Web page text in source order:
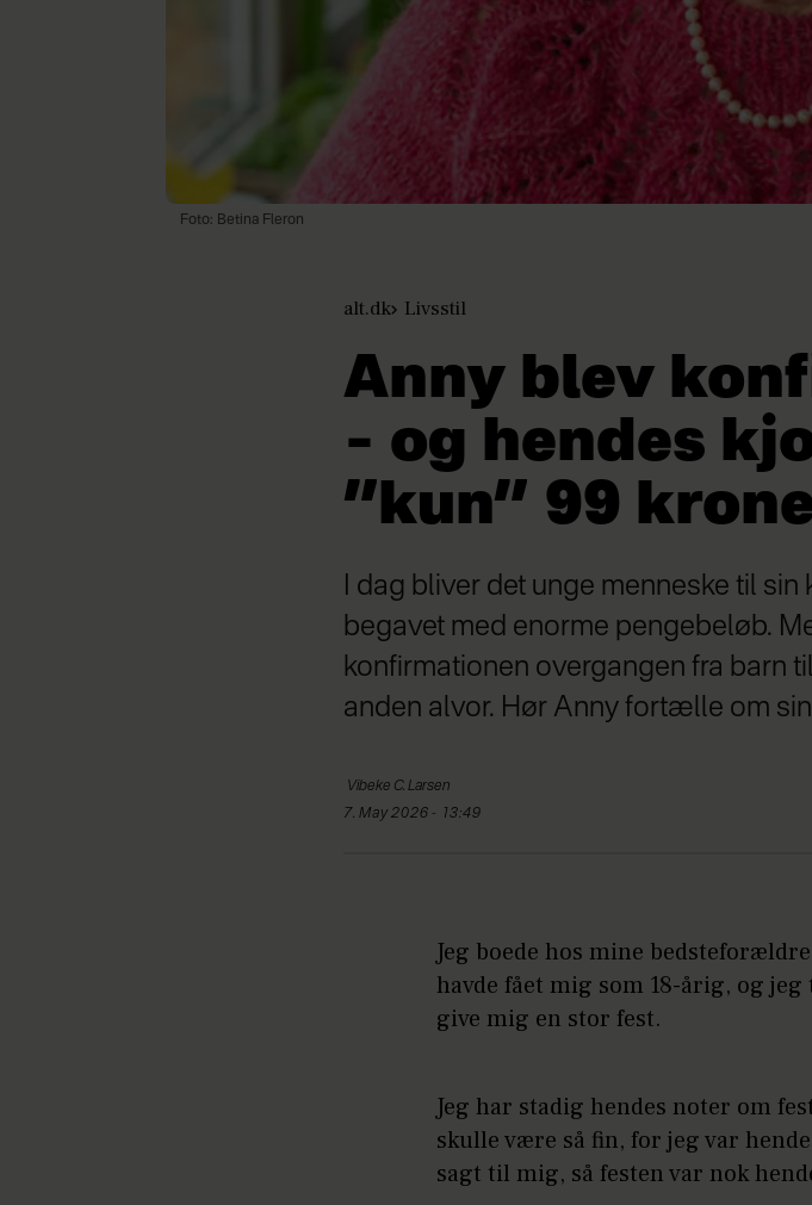
Foto: Betina Fleron
alt.dk Livsstil
Anny blev
– og hendes
”kun” 99
I dag bliver det unge menneske til
begavet med enorme pengebeløb.
konfirmationen overgangen fra barn
anden alvor. Hør Anny fortælle om
Vibeke C. Larsen
7. May 2026 - 13:49
Jeg boede hos mine
havde fået mig som 18-årig, og
give mig en stor fest.
Jeg har stadig hendes noter om
skulle være så fin, for jeg var
sagt til mig, så festen var nok